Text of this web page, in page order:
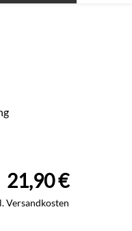
21,90€
Versandkosten